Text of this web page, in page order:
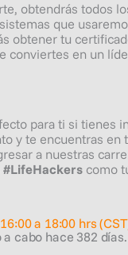
obtendrás todos
que
obtener tu
conviertes en un
para ti si tienes
y te encuentras en
a nuestras
#LifeHackers como
a 18:00 hrs
cabo hace 382 días.